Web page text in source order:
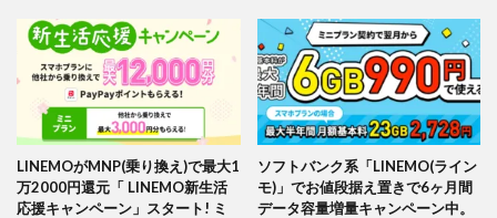
LINEMOがMNP(乗り換え)で最大1
万2000円還元「 LINEMO新生活
応援キャンペーン」スタート! ミ
ソフトバンク系「LINEMO(ライン
モ)」でお値段据え置きで6ヶ月間
データ容量増量キャンペーン中。